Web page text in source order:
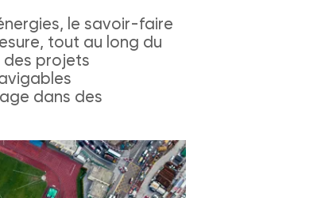
le savoir-faire
tout au long du
des projets
dans des